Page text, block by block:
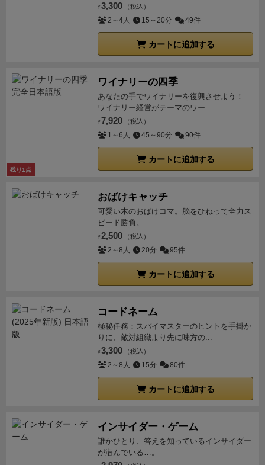
ーキャノンとパルスキャノンはエネルギーを消費する
ので、使い過ぎに注意して欲しい。【講義２：アクシ
ョンラウンド】では今からミッションの流れを説明す
アクションラウンドと解決ラウンド
らだ。付属のCDまたはニューゲームズオーダーHP
ある
ファイルを再生して欲しい。オペレーターの
お姉さんが美しい声で、貴様たちが宇宙にいることを
実感させてくれることだろう。
ペレーションを実行します。第1フェーズを開始して
このようなアナウンスが入ったらクルーは
全員同時に第1フェイズの手札5枚を受け取り、リアル
ンカードをプロットするのだ。この時、何もしないタ
ーンがあってもよいことを忘れるな。ちなみにミッシ
ョンは第3フェイズまであり、フェイズが移行するた
のアクションカードが追加されるので安心して
指示したら4ターン目から7ターン目までの行動をプロ
ットするんだ。ただし、このフェイズになったら3タ
行動は第3フェイズの12ターン目まであるので、入念
に相談してアクションをプロットして欲しい。しかし
時間は10分間だけなので時間をかけ過ぎないように注
意するのだぞ。 アクションカードには、
（レーザー攻撃）、B行動（エネルギー補充
（特殊アクション）があり、他のクル
初のミッションではワチャワチャして無駄な行動も多
くエイリアンのエサになることも多い…ゴホン！いや
任務に失敗することもあるだろうが、ベテランクルー
行動カードを置けない」状態です。音声からプレイヤ
ーが動作を予測し、予測を元に置いた行動カードを元
が壊れずに10分間の行動ができれば（≒ワープまでた
宙船が壊れてしまったら敗北です。
¥ 3,300 （税込）
2～4人 15～20分 49件
カートに追加する
残り1点
ワイナリーの四季
あなたの手でワイナリーを復興させよう！
ワイナリー経営がテーマのワー...
¥ 7,920 （税込）
1～6人 45～90分 90件
カートに追加する
おばけキャッチ
可愛い木のおばけコマ。脳をひねって全力ス
ピード勝負。
¥ 2,500 （税込）
2～8人 20分 95件
カートに追加する
コードネーム
極秘任務：スパイマスターのヒントを手掛か
りに、敵対組織より先に味方の...
¥ 3,300 （税込）
2～8人 15分 80件
カートに追加する
インサイダー・ゲーム
誰かひとり、答えを知っているインサイダー
が潜んでいる…。